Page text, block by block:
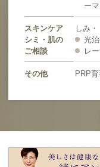
ー
スキンケア
シミ・肌の
ご相談
しみ
光
レ
その他 PRP